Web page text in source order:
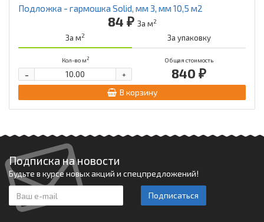
Подложка - гармошка Solid, мм 3, мм 10,5 м2
84 ₽ За м2
За м2 За упаковку
Кол-во м2 Общая стоимость
840 ₽
+
-
В корзину
Подписка на новости
Будьте в курсе новых акций и спецпредложений!
Подписаться